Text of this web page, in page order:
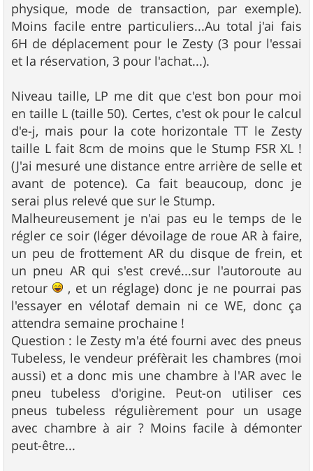
physique, mode de transaction, par exemple).
Moins facile entre particuliers...Au total j'ai fais
6H de déplacement pour le Zesty (3 pour l'essai
et la réservation, 3 pour l'achat...).
Niveau taille, LP me dit que c'est bon pour moi
en taille L (taille 50). Certes, c'est ok pour le calcul
d'e-j, mais pour la cote horizontale TT le Zesty
taille L fait 8cm de moins que le Stump FSR XL !
(J'ai mesuré une distance entre arrière de selle et
avant de potence). Ca fait beaucoup, donc je
serai plus relevé que sur le Stump.
Malheureusement je n'ai pas eu le temps de le
régler ce soir (léger dévoilage de roue AR à faire,
un peu de frottement AR du disque de frein, et
un pneu AR qui s'est crevé...sur l'autoroute au
retour
, et un réglage) donc je ne pourrai pas
l'essayer en vélotaf demain ni ce WE, donc ça
attendra semaine prochaine !
Question : le Zesty m'a été fourni avec des pneus
Tubeless, le vendeur préfèrait les chambres (moi
aussi) et a donc mis une chambre à l'AR avec le
pneu tubeless d'origine. Peut-on utiliser ces
pneus tubeless régulièrement pour un usage
avec chambre à air ? Moins facile à démonter
peut-être...